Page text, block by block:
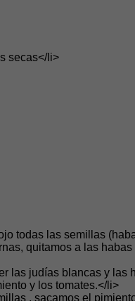
secas</li>
todas las semillas
quitamos a las habas
las judías blancas y las
y los tomates.</li>
, sacamos el